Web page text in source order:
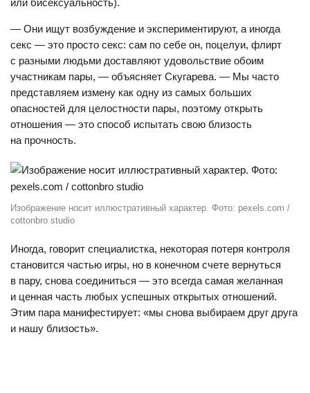
или бисексуальность).
— Они ищут возбуждение и экспериментируют, а иногда
секс — это просто секс: сам по себе он, поцелуи, флирт
с разными людьми доставляют удовольствие обоим
участникам пары, — объясняет Скугарева. — Мы часто
представляем измену как одну из самых больших
опасностей для целостности пары, поэтому открыть
отношения — это способ испытать свою близость
на прочность.
Изображение носит иллюстративный характер. Фото: pexels.com /
cottonbro studio
Иногда, говорит специалистка, некоторая потеря контроля
становится частью игры, но в конечном счете вернуться
в пару, снова соединиться — это всегда самая желанная
и ценная часть любых успешных открытых отношений.
Этим пара манифестирует: «мы снова выбираем друг друга
и нашу близость».